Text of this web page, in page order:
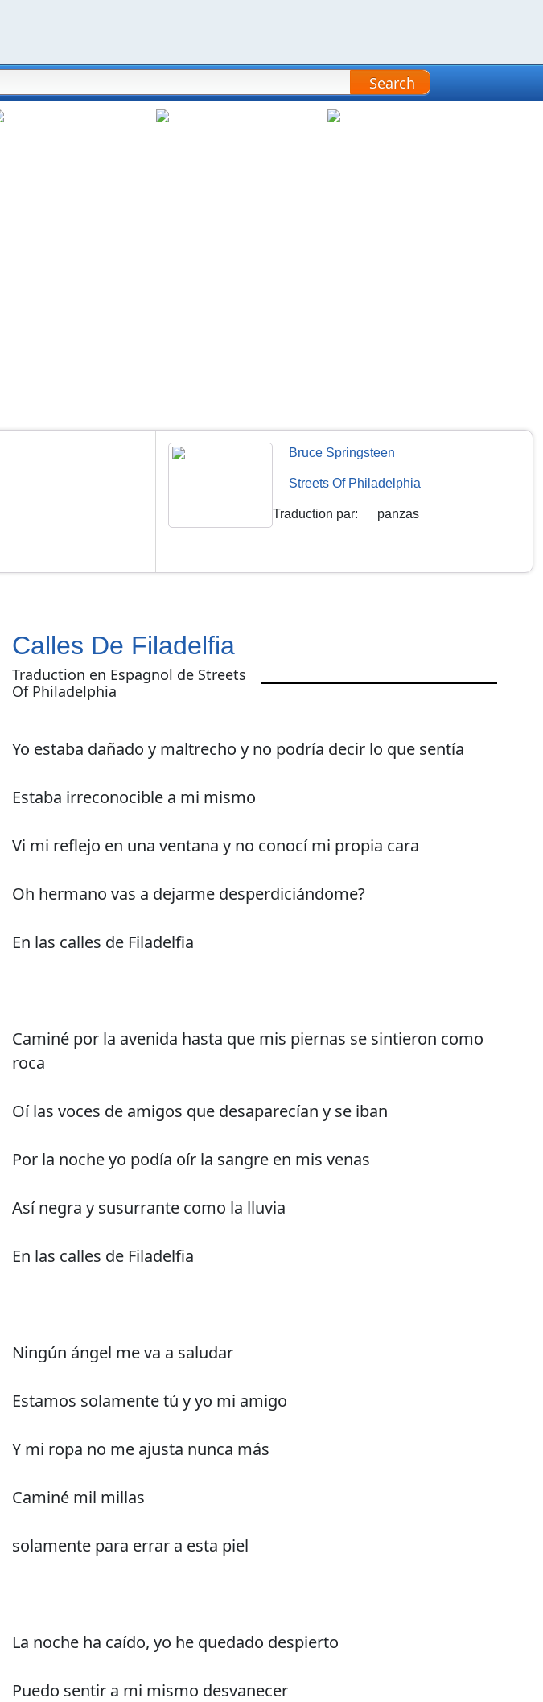
Search
Bruce Springsteen
Streets Of Philadelphia
Traduction par: panzas
Calles De Filadelfia
Traduction en Espagnol de Streets
Of Philadelphia
Yo estaba dañado y maltrecho y no podría decir lo que sentía
Estaba irreconocible a mi mismo
Vi mi reflejo en una ventana y no conocí mi propia cara
Oh hermano vas a dejarme desperdiciándome?
En las calles de Filadelfia
Caminé por la avenida hasta que mis piernas se sintieron como
roca
Oí las voces de amigos que desaparecían y se iban
Por la noche yo podía oír la sangre en mis venas
Así negra y susurrante como la lluvia
En las calles de Filadelfia
Ningún ángel me va a saludar
Estamos solamente tú y yo mi amigo
Y mi ropa no me ajusta nunca más
Caminé mil millas
solamente para errar a esta piel
La noche ha caído, yo he quedado despierto
Puedo sentir a mi mismo desvanecer